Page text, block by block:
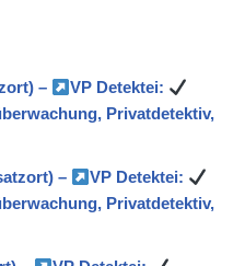
–
VP Detektei:
Privatdetektiv,
–
VP Detektei:
Privatdetektiv,